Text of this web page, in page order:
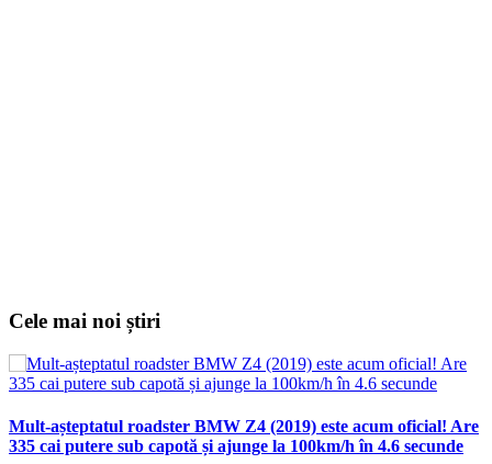
Cele mai noi știri
Mult-așteptatul roadster BMW Z4 (2019) este acum oficial! Are
335 cai putere sub capotă și ajunge la 100km/h în 4.6 secunde